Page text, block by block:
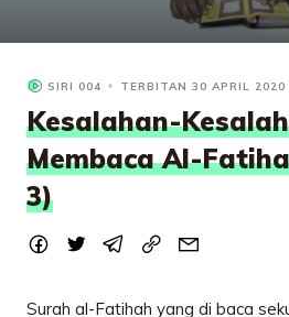
SIRI 004 TERBITAN 30 APRIL 2020
Kesalahan-
Membaca Al-
3)
Surah al-Fatihah yang di baca